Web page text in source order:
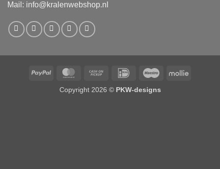
Mail: info@kralenwebshop.nl
PayPal MasterCardCash
Pickup
IDeal Maestro Mollie
Copyright 2026 © PKW-designs